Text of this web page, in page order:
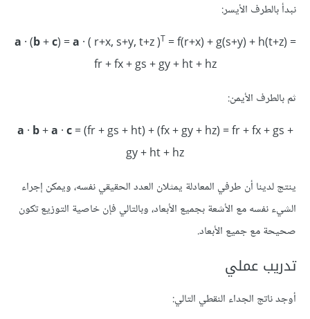
نبدأ بالطرف الأيسر:
a · (b+c) =a · ( r+x, s+y, t+z )T = f(r+x) + g(s+y) + h(t+z) =
fr + fx + gs + gy + ht + hz‪
ثم بالطرف الأيمن:
a · b+a ·c= (fr + gs + ht) + (fx + gy + hz) = fr + fx + gs +
gy + ht + hz‪
ينتج لدينا أن طرفي المعادلة يمثلان العدد الحقيقي نفسه، ويمكن إجراء
الشيء نفسه مع الأشعة بجميع الأبعاد، وبالتالي فإن خاصية التوزيع تكون
صحيحة مع جميع الأبعاد.
تدريب عملي
أوجد ناتج الجداء النقطي التالي: